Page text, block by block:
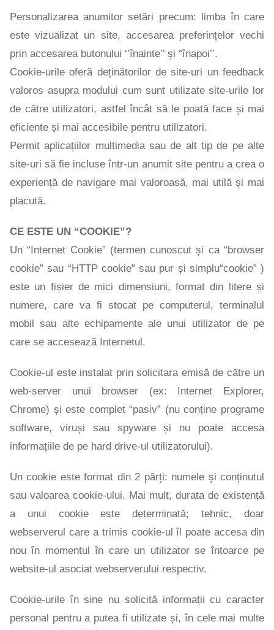
Personalizarea anumitor setări precum: limba în care
este vizualizat un site, accesarea preferințelor vechi
prin accesarea butonului ‘’înainte’’ și “înapoi’’.
Cookie-urile oferă deținătorilor de site-uri un feedback
valoros asupra modului cum sunt utilizate site-urile lor
de către utilizatori, astfel încât să le poată face și mai
eficiente și mai accesibile pentru utilizatori.
Permit aplicațiilor multimedia sau de alt tip de pe alte
site-uri să fie incluse într-un anumit site pentru a crea o
experiență de navigare mai valoroasă, mai utilă și mai
placută.
CE ESTE UN “COOKIE”?
Un “Internet Cookie” (termen cunoscut și ca “browser
cookie” sau “HTTP cookie” sau pur și simplu“cookie” )
este un fișier de mici dimensiuni, format din litere și
numere, care va fi stocat pe computerul, terminalul
mobil sau alte echipamente ale unui utilizator de pe
care se accesează Internetul.
Cookie-ul este instalat prin solicitara emisă de către un
web-server unui browser (ex: Internet Explorer,
Chrome) și este complet “pasiv” (nu conține programe
software, viruși sau spyware și nu poate accesa
informațiile de pe hard drive-ul utilizatorului).
Un cookie este format din 2 părți: numele și conținutul
sau valoarea cookie-ului. Mai mult, durata de existență
a unui cookie este determinată; tehnic, doar
webserverul care a trimis cookie-ul îl poate accesa din
nou în momentul în care un utilizator se întoarce pe
website-ul asociat webserverului respectiv.
Cookie-urile în sine nu solicită informații cu caracter
personal pentru a putea fi utilizate și, în cele mai multe